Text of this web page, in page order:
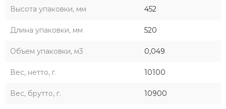
Высота упаковки, мм 452
Длина упаковки, мм 520
Объем упаковки, м3 0,049
Вес, нетто, г. 10100
Вес, брутто, г. 10900